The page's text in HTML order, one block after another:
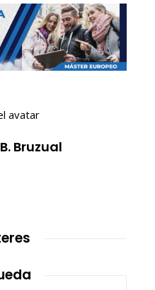
Bruzual